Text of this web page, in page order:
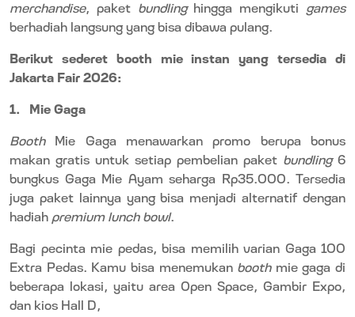
merchandise, paket bundlinghingga mengikuti games
berhadiah langsung yang bisa dibawa pulang.
Berikut sederet booth mie instan yang tersedia di
Jakarta Fair 2026:
1.
Mie Gaga
Booth Mie Gaga menawarkan promo berupa bonus
makan gratis untuk setiap pembelian paket bundling6
bungkus Gaga Mie Ayam seharga Rp35.000. Tersedia
juga paket lainnya yang bisa menjadi alternatif dengan
hadiah premium lunch bowl.
Bagi pecinta mie pedas, bisa memilih varian Gaga 100
Extra Pedas. Kamu bisa menemukan boothmie gaga di
beberapa lokasi, yaitu area Open Space, Gambir Expo,
dan kios Hall D,